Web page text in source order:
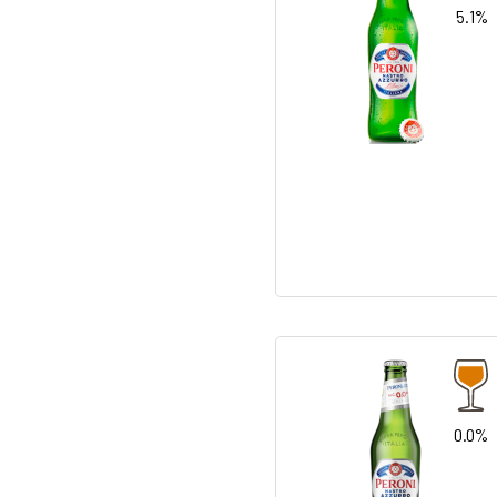
5.1%
0.0%